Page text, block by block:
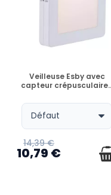
EN STOCK
Veilleuse Esby avec
capteur
14,39 €
10,79 €